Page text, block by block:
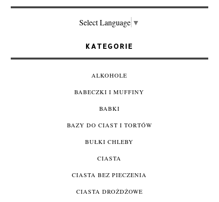
Select Language ▼
KATEGORIE
ALKOHOLE
BABECZKI I MUFFINY
BABKI
BAZY DO CIAST I TORTÓW
BUŁKI CHLEBY
CIASTA
CIASTA BEZ PIECZENIA
CIASTA DROŻDŻOWE